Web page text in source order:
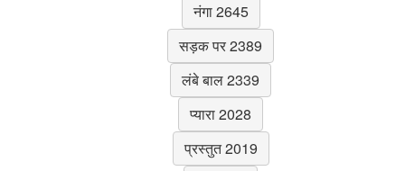
नंगा 2645
सड़क पर 2389
लंबे बाल 2339
प्यारा 2028
प्रस्तुत 2019